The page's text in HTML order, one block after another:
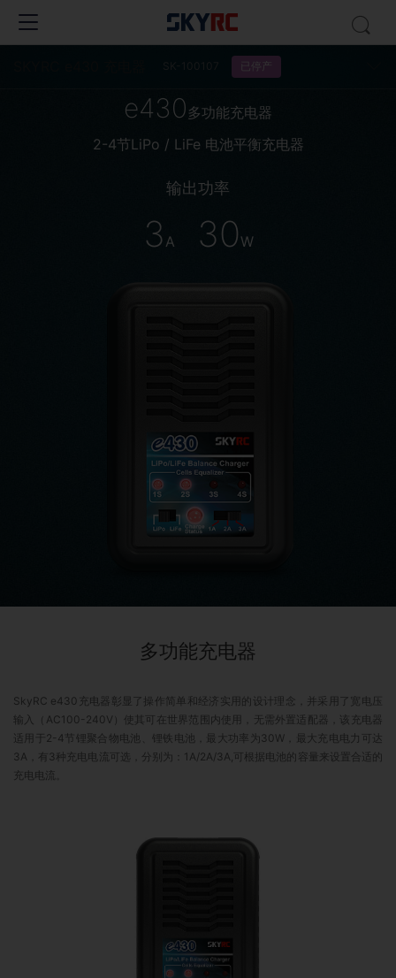
e430 多功能充电器
2-4节LiPo / LiFe 电池平衡充电器
输出功率
3 A 30 W
已停产
多功能充电器
SkyRC e430充电器彰显了操作简单和经济实用的设计理念，并采用了宽电压
输入（AC100-240V）使其可在世界范围内使用，无需外置适配器，该充电器
适用于2-4节锂聚合物电池、锂铁电池，最大功率为30W，最大充电电力可达
3A，有3种充电电流可选，分别为：1A/2A/3A,可根据电池的容量来设置合适的
充电电流。